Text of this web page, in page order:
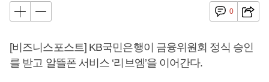
0
[비즈니스포스트] KB국민은행이 금융위원회 정식 승인
를 받고 알뜰폰 서비스 ‘리브엠’을 이어간다.